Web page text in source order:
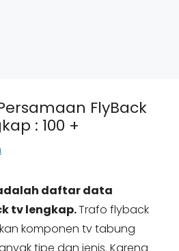
FlyBack
: 100 +
daftar data
tv lengkap.Trafo flyback
komponen tv tabung